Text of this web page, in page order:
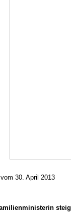
30. April 2013